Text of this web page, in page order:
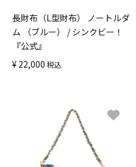
長財布（L型財布） ノートルダ
ム （ブルー） / シンクビー！
『公式』
¥ 22,000 税込